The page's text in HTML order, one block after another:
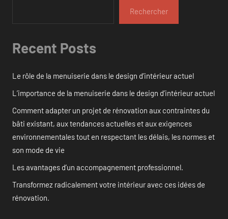
Rechercher
Recent Posts
Le rôle de la menuiserie dans le design d’intérieur actuel
L’importance de la menuiserie dans le design d’intérieur actuel
Comment adapter un projet de rénovation aux contraintes du
bâti existant, aux tendances actuelles et aux exigences
environnementales tout en respectant les délais, les normes et
son mode de vie
Les avantages d’un accompagnement professionnel.
Transformez radicalement votre intérieur avec ces idées de
rénovation.